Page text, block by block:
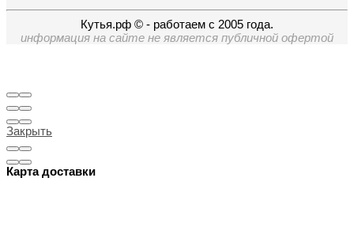
Кутья.рф © - работаем с 2005 года.
информация на сайте не является публичной офертой
Закрыть
Карта доставки